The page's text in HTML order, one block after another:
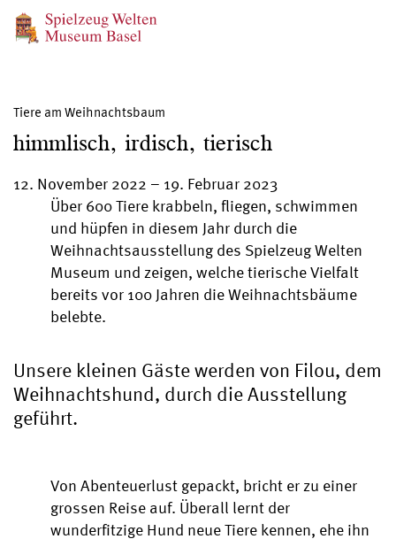
Tiere am Weihnachtsbaum
himmlisch, irdisch, tierisch
12. November 2022 – 19. Februar 2023
Über 600 Tiere krabbeln, fliegen, schwimmen
und hüpfen in diesem Jahr durch die
Weihnachtsausstellung des Spielzeug Welten
Museum und zeigen, welche tierische Vielfalt
bereits vor 100 Jahren die Weihnachtsbäume
belebte.
Unsere kleinen Gäste werden von Filou, dem
Weihnachtshund, durch die Ausstellung
geführt.
Von Abenteuerlust gepackt, bricht er zu einer
grossen Reise auf. Überall lernt der
wunderfitzige Hund neue Tiere kennen, ehe ihn